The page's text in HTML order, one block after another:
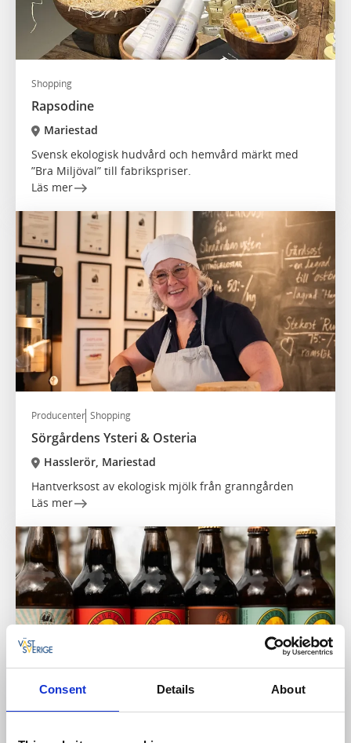
Consent Details About
Shopping
Rapsodine
Mariestad
Svensk ekologisk hudvård och hemvård märkt med
”Bra Miljöval” till fabrikspriser.
Läs mer
Producenter Shopping
Sörgårdens Ysteri & Osteria
Hasslerör, Mariestad
Hantverksost av ekologisk mjölk från granngården
Läs mer